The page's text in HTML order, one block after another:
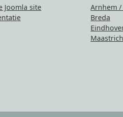
Joomla site
Arnhem
Breda